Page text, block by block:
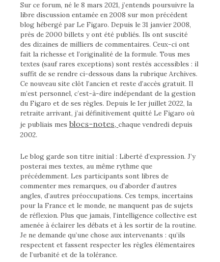
Sur ce forum, né le 8 mars 2021, j’entends poursuivre la
libre discussion entamée en 2008 sur mon précédent
blog hébergé par Le Figaro. Depuis le 31 janvier 2008,
près de 2000 billets y ont été publiés. Ils ont suscité
des dizaines de milliers de commentaires. Ceux-ci ont
fait la richesse et l’originalité de la formule. Tous mes
textes (sauf rares exceptions) sont restés accessibles : il
suffit de se rendre ci-dessous dans la rubrique Archives.
Ce nouveau site clôt l’ancien et reste d’accès gratuit. Il
m’est personnel, c’est-à-dire indépendant de la gestion
du Figaro et de ses règles. Depuis le 1er juillet 2022, la
retraite arrivant, j’ai définitivement quitté Le Figaro où
je publiais mes blocs-notes, chaque vendredi depuis
2002.
Le blog garde son titre initial : Liberté d’expression. J’y
posterai mes textes, au même rythme que
précédemment. Les participants sont libres de
commenter mes remarques, ou d’aborder d’autres
angles, d’autres préoccupations. Ces temps, incertains
pour la France et le monde, ne manquent pas de sujets
de réflexion. Plus que jamais, l’intelligence collective est
amenée à éclairer les débats et à les sortir de la routine.
Je ne demande qu’une chose aux intervenants : qu’ils
respectent et fassent respecter les règles élémentaires
de l’urbanité et de la tolérance.